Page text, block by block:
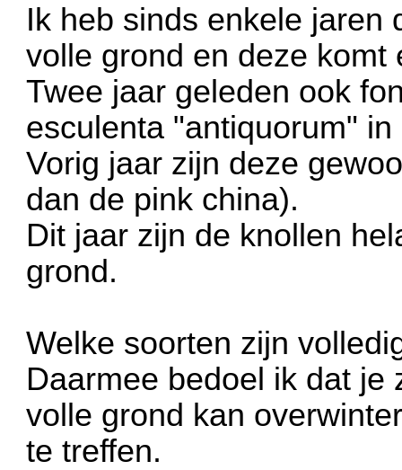
Ik heb sinds enkele jaren
volle grond en deze komt
Twee jaar geleden ook
esculenta "antiquorum"
Vorig jaar zijn deze
dan de pink china).
Dit jaar zijn de knollen
grond.
Welke soorten zijn
Daarmee bedoel ik dat je
volle grond kan
te treffen.